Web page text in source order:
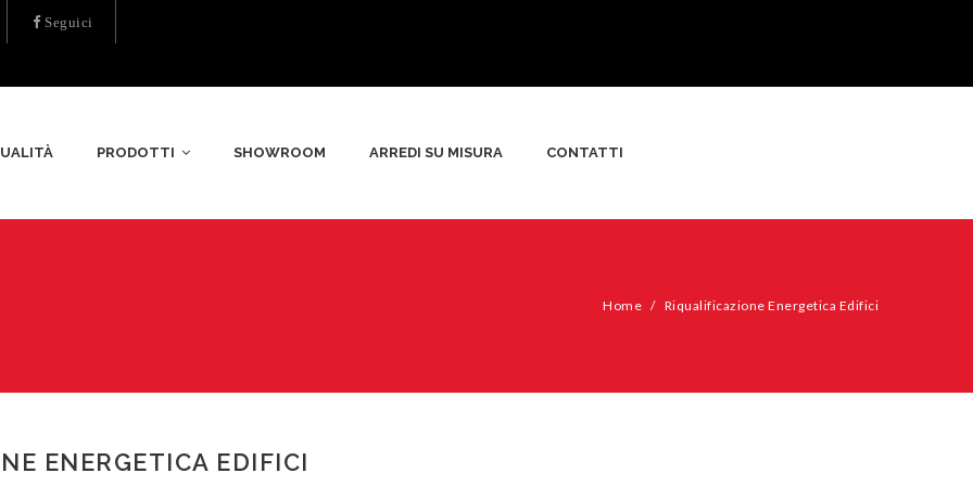
Seguici
PRODOTTI SHOWROOM ARREDI SU MISURA CONTATTI
Home / Riqualificazione Energetica Edifici
ENERGETICA EDIFICI